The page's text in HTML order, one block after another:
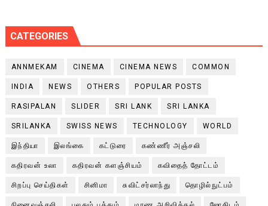
CATEGORIES
ANNMEKAM CINEMA CINEMA NEWS COMMON
INDIA NEWS OTHERS POPULAR POSTS
RASIPALAN SLIDER SRI LANK SRI LANKA
SRILANKA SWISS NEWS TECHNOLOGY WORLD
இந்தியா இலங்கை கட்டுரை கண்ணீர் அஞ்சலி
கதிரவன் உலா கதிரவன் களஞ்சியம் கவிதைத் தோட்டம்
சிறப்பு செய்திகள் சினிமா சுவிட்சர்லாந்து தொழில்நுட்பம்